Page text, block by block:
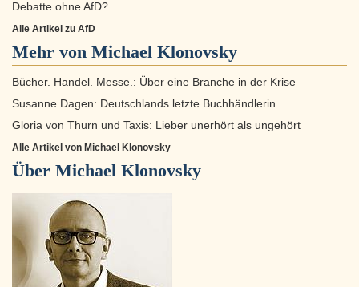
Debatte ohne AfD?
Alle Artikel zu AfD
Mehr von Michael Klonovsky
Bücher. Handel. Messe.: Über eine Branche in der Krise
Susanne Dagen: Deutschlands letzte Buchhändlerin
Gloria von Thurn und Taxis: Lieber unerhört als ungehört
Alle Artikel von Michael Klonovsky
Über Michael Klonovsky